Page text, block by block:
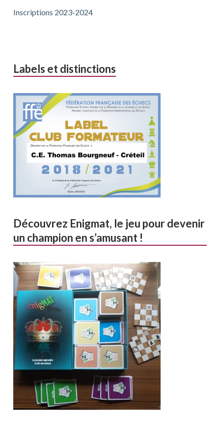
Inscriptions 2023-2024
Labels et distinctions
Découvrez Enigmat, le jeu pour devenir
un champion en s’amusant !